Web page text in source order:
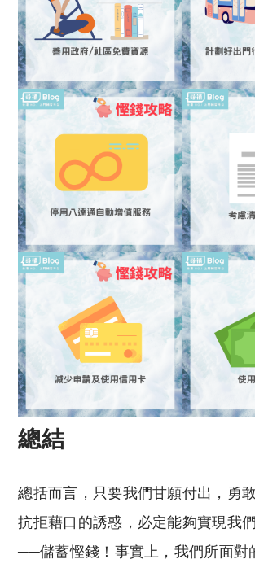
總結
總括而言，只要我們甘願付出，勇
抗拒藉口的誘惑，必定能夠實現我
──儲蓄慳錢！事實上，我們所面對